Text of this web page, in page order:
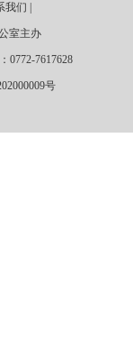
们 |
室主办
0772-7617628
号